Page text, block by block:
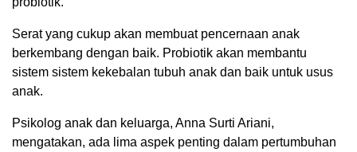
Serat yang cukup akan membuat pencernaan anak
berkembang dengan baik. Probiotik akan membantu
sistem sistem kekebalan tubuh anak dan baik untuk usus
anak.
Psikolog anak dan keluarga, Anna Surti Ariani,
mengatakan, ada lima aspek penting dalam pertumbuhan